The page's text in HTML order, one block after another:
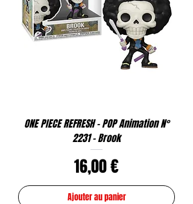
ONE PIECE REFRESH - POP Animation N°
2231 - Brook
Prix
16,00 €
Ajouter au panier